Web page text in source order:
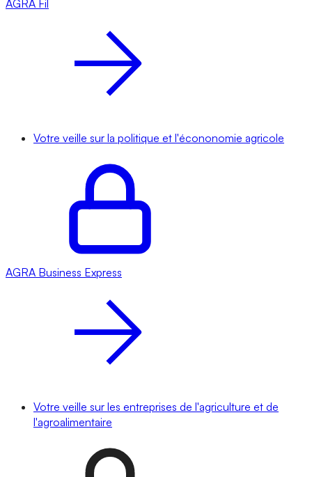
AGRA Fil
Votre veille sur la politique et l'écononomie agricole
AGRA Business Express
Votre veille sur les entreprises de l'agriculture et de
l'agroalimentaire